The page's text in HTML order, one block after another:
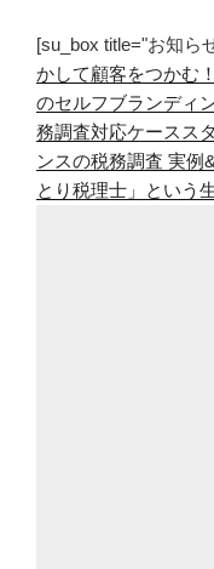
プ
テ
ン
に
ハ
マ
[su_box title="お知ら
かして顧客をつかむ
のセルフブランディ
務調査対応ケースス
ンスの税務調査 実例
とり税理士」という